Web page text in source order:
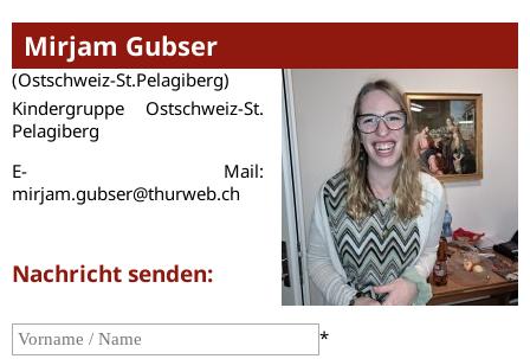
Mirjam Gubser
(Ostschweiz-St.Pelagiberg)
Kindergruppe Ostschweiz-St.
Pelagiberg
E- Mail:
mirjam.gubser@thurweb.ch
Nachricht senden:
*